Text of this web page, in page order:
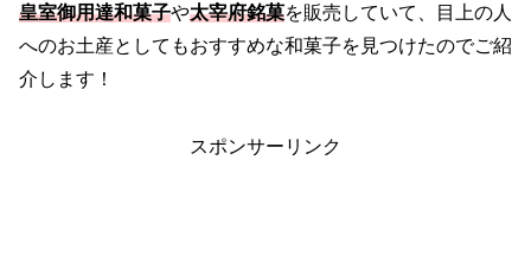
皇室御用達和菓子や太宰府銘菓を販売していて、目上の人
へのお土産としてもおすすめな和菓子を見つけたのでご紹
介します！
スポンサーリンク